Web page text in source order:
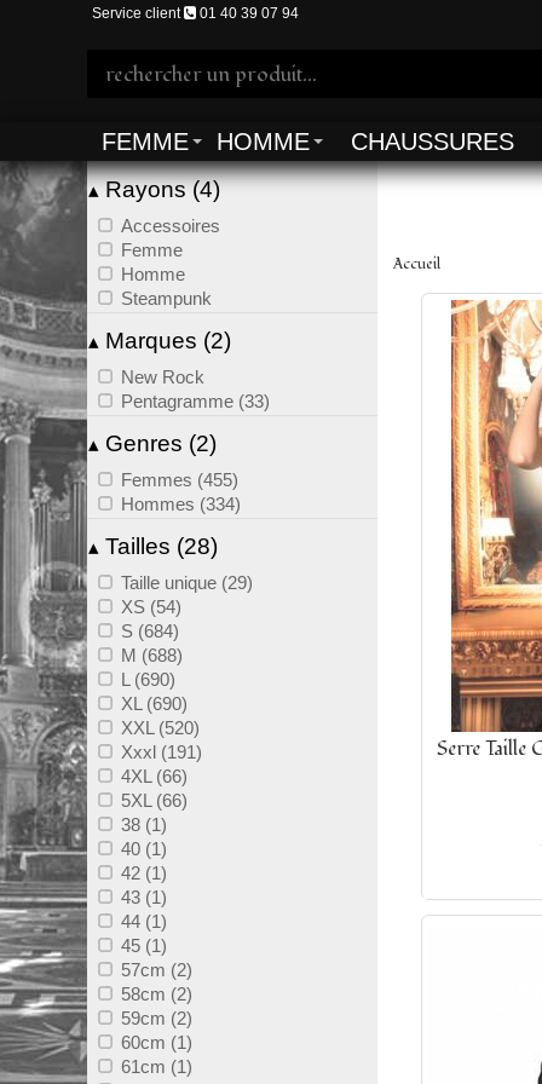
Service client 01 40 39 07 94
FEMME HOMME CHAUSSURES
▴Rayons (4)
Accessoires
Femme
Homme
Steampunk
▴ Marques (2)
New Rock
Pentagramme (33)
▴ Genres (2)
Femmes (455)
Hommes (334)
▴ Tailles (28)
Taille unique (29)
XS (54)
S (684)
M (688)
L (690)
XL (690)
XXL (520)
Xxxl (191)
4XL (66)
5XL (66)
38 (1)
40 (1)
42 (1)
43 (1)
44 (1)
45 (1)
57cm (2)
58cm (2)
59cm (2)
60cm (1)
61cm (1)
Accueil
Serre Taille